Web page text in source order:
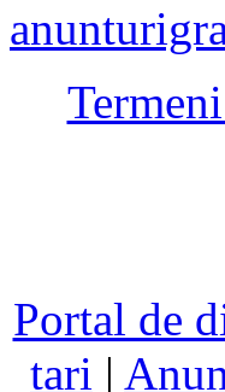
Portal de
tari |